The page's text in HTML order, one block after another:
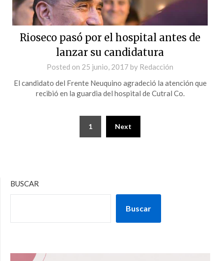
Rioseco pasó por el hospital antes de
lanzar su candidatura
Posted on 25 junio, 2017 by Redacción
El candidato del Frente Neuquino agradeció la atención que
recibió en la guardia del hospital de Cutral Co.
1 Next
BUSCAR
Buscar